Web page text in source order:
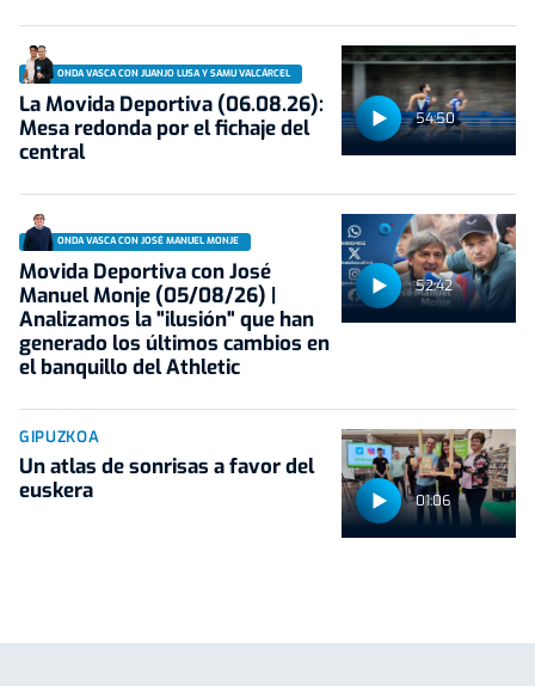
54:50
ONDA VASCA CON JUANJO LUSA Y SAMU VALCÁRCEL
La Movida Deportiva (06.08.26):
Mesa redonda por el fichaje del
central
52:42
ONDA VASCA CON JOSÉ MANUEL MONJE
Movida Deportiva con José
Manuel Monje (05/08/26) |
Analizamos la "ilusión" que han
generado los últimos cambios en
el banquillo del Athletic
01:06
GIPUZKOA
Un atlas de sonrisas a favor del
euskera